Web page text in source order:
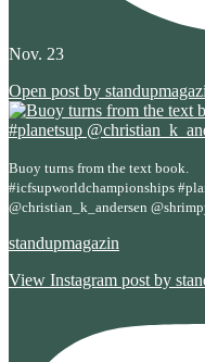
Nov. 23
Open post by
Buoy turns from the text book.
#icfsupworldchampionships
@christian_k_andersen
standupmagazin
View Instagram post by